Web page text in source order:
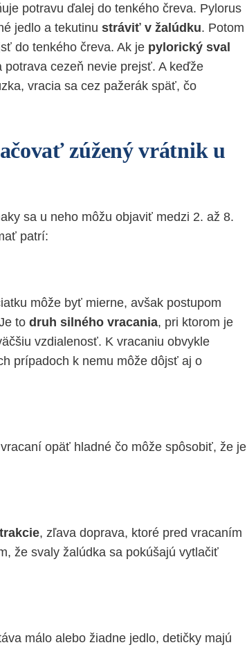
potravu ďalej do tenkého čreva. Pylorus
jedlo a tekutinu stráviť v žalúdku. Potom
do tenkého čreva. Ak je pylorický sval
cezeň nevie prejsť. A keďže
vracia sa cez pažerák späť, čo
zúžený vrátnik u
sa u neho môžu objaviť medzi 2. až 8.
patrí:
môže byť mierne, avšak postupom
to druh silného vracania, pri ktorom je
vzdialenosť. K vracaniu obvykle
prípadoch k nemu môže dôjsť aj o
opäť hladné čo môže spôsobiť, že je
, zľava doprava, ktoré pred vracaním
že svaly žalúdka sa pokúšajú vytlačiť
málo alebo žiadne jedlo, detičky majú